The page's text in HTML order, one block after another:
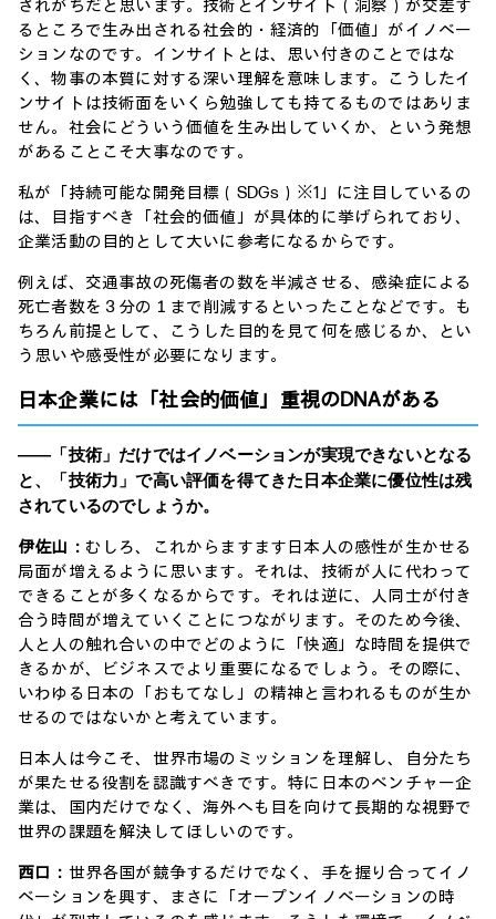
されがちだと思います。技術とインサイト（洞察）が交差す
るところで生み出される社会的・経済的「価値」がイノベー
ションなのです。インサイトとは、思い付きのことではな
く、物事の本質に対する深い理解を意味します。こうしたイ
ンサイトは技術面をいくら勉強しても持てるものではありま
せん。社会にどういう価値を生み出していくか、という発想
があることこそ大事なのです。
私が「持続可能な開発目標（SDGs）※1」に注目しているの
は、目指すべき「社会的価値」が具体的に挙げられており、
企業活動の目的として大いに参考になるからです。
例えば、交通事故の死傷者の数を半減させる、感染症による
死亡者数を３分の１まで削減するといったことなどです。も
ちろん前提として、こうした目的を見て何を感じるか、とい
う思いや感受性が必要になります。
日本企業には「社会的価値」重視のDNAがある
――「技術」だけではイノベーションが実現できないとなる
と、「技術力」で高い評価を得てきた日本企業に優位性は残
されているのでしょうか。
伊佐山： むしろ、これからますます日本人の感性が生かせる
局面が増えるように思います。それは、技術が人に代わって
できることが多くなるからです。それは逆に、人同士が付き
合う時間が増えていくことにつながります。そのため今後、
人と人の触れ合いの中でどのように「快適」な時間を提供で
きるかが、ビジネスでより重要になるでしょう。その際に、
いわゆる日本の「おもてなし」の精神と言われるものが生か
せるのではないかと考えています。
日本人は今こそ、世界市場のミッションを理解し、自分たち
が果たせる役割を認識すべきです。特に日本のベンチャー企
業は、国内だけでなく、海外へも目を向けて長期的な視野で
世界の課題を解決してほしいのです。
西口： 世界各国が競争するだけでなく、手を握り合ってイノ
ベーションを興す、まさに「オープンイノベーションの時